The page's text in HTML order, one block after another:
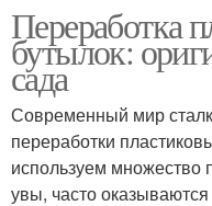
Переработка
бутылок:
сада
Современный мир
переработки
используем множество
увы, часто